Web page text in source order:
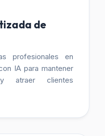
de
profesionales en
IA para mantener
atraer clientes